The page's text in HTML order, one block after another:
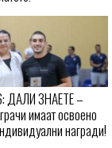
ДАЛИ ЗНАЕТЕ –
имаат освоено
награди!